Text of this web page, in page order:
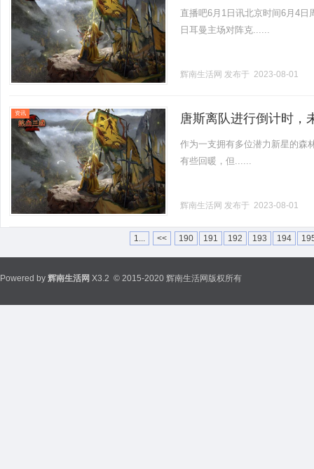
直播吧6月1日讯北京时间6月4
日耳曼主场对阵克......
辉南生活网 发布于 2023-08-01
资讯 唐斯离队进行倒计时，
作为一支拥有多位潜力新星的森
有些回暖，但......
辉南生活网 发布于 2023-08-01
1... << 190 191 192 193 194
Powered by 辉南生活网 X3.2 © 2015-2020 辉南生活网版权所有